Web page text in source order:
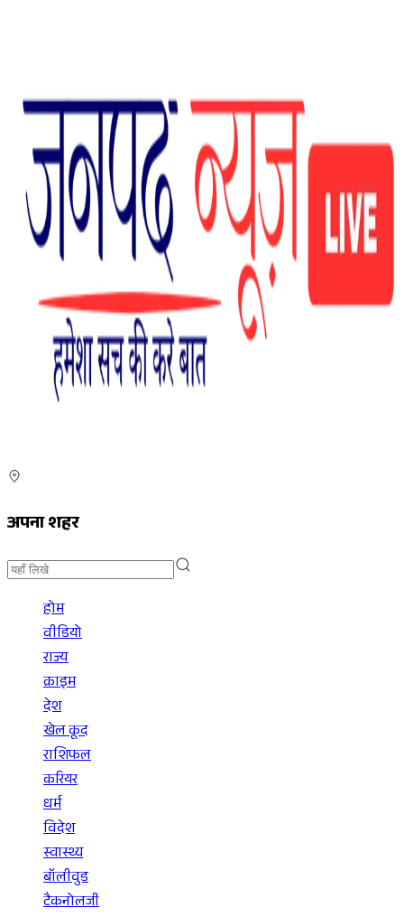
अपना शहर
होम
वीडियो
राज्य
क्राइम
देश
खेल कूद
राशिफल
करियर
धर्म
विदेश
स्वास्थ्य
बॉलीवुड
टैकनोलजी